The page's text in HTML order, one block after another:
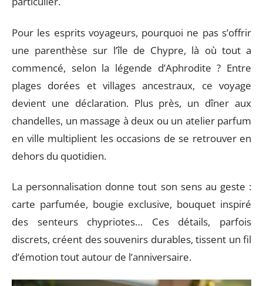
Pour les esprits voyageurs, pourquoi ne pas s’offrir
une parenthèse sur l’île de Chypre, là où tout a
commencé, selon la légende d’Aphrodite ? Entre
plages dorées et villages ancestraux, ce voyage
devient une déclaration. Plus près, un dîner aux
chandelles, un massage à deux ou un atelier parfum
en ville multiplient les occasions de se retrouver en
dehors du quotidien.
La personnalisation donne tout son sens au geste :
carte parfumée, bougie exclusive, bouquet inspiré
des senteurs chypriotes… Ces détails, parfois
discrets, créent des souvenirs durables, tissent un fil
d’émotion tout autour de l’anniversaire.